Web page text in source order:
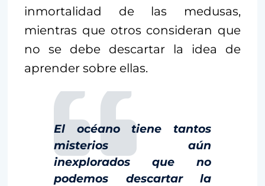
inmortalidad de las medusas,
mientras que otros consideran que
no se debe descartar la idea de
aprender sobre ellas.
El océano tiene tantos
misterios aún
inexplorados que no
podemos descartar la